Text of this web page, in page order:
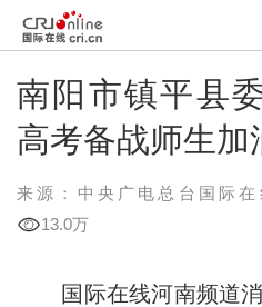
南阳市镇平县
高考备战师生加
来源：中央广电总台国际在
13.0万
国际在线河南频道消